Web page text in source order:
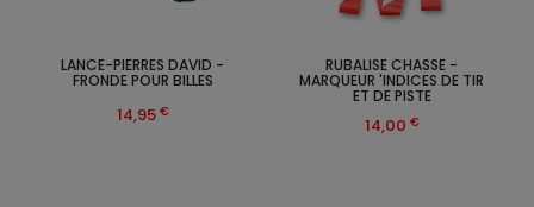
LANCE-PIERRES DAVID -
FRONDE POUR BILLES
14,95 €
RUBALISE CHASSE -
MARQUEUR 'INDICES DE TIR
ET DE PISTE
14,00 €